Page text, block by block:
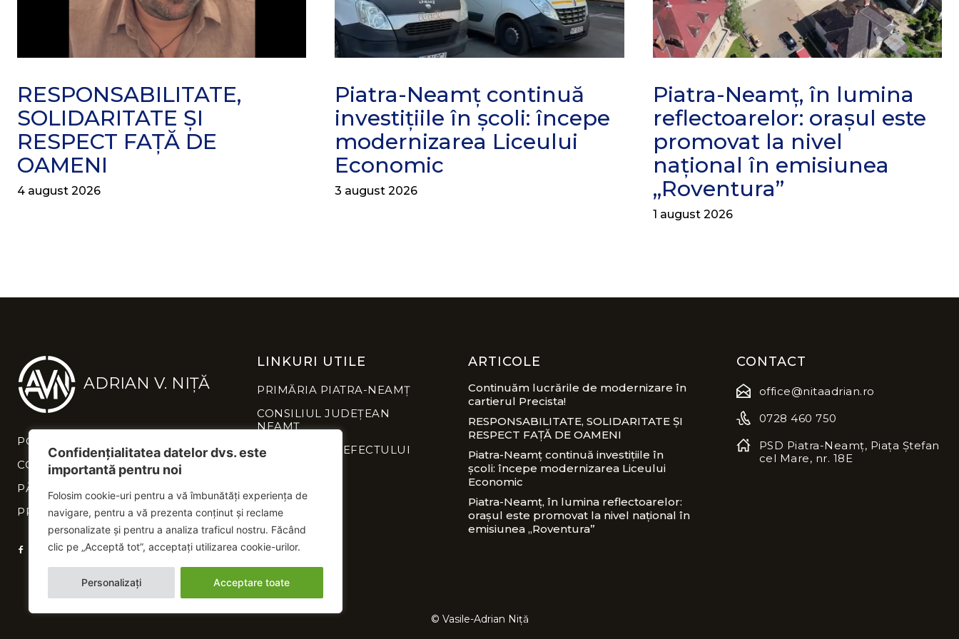
Confidențialitatea datelor dvs. este
importantă pentru noi
Folosim cookie-uri pentru a vă îmbunătăți experiența de
navigare, pentru a vă prezenta conținut și reclame
personalizate și pentru a analiza traficul nostru. Făcând
clic pe „Acceptă tot”, acceptați utilizarea cookie-urilor.
Personalizați Acceptare toate
RESPONSABILITATE,
SOLIDARITATE ȘI
RESPECT FAȚĂ DE
OAMENI
4 august 2026
Piatra-Neamț continuă
investițiile în școli: începe
modernizarea Liceului
Economic
3 august 2026
Piatra-Neamț, în lumina
reflectoarelor: orașul este
promovat la nivel
național în emisiunea
„Roventura”
1 august 2026
ADRIAN V. NIȚĂ
POLITICĂ DE CONFIDENȚIALITATE
CONTACT
PĂREREA TA CONTEAZĂ
PROIECTE
LINKURI UTILE
PRIMĂRIA PIATRA-NEAMȚ
CONSILIUL JUDEȚEAN
NEAMȚ
INSTITUȚIA PREFECTULUI
NEAMȚ
ARTICOLE
Continuăm lucrările de modernizare în
cartierul Precista!
RESPONSABILITATE, SOLIDARITATE ȘI
RESPECT FAȚĂ DE OAMENI
Piatra-Neamț continuă investițiile în
școli: începe modernizarea Liceului
Economic
Piatra-Neamț, în lumina reflectoarelor:
orașul este promovat la nivel național în
emisiunea „Roventura”
CONTACT
office@nitaadrian.ro
0728 460 750
PSD Piatra-Neamț, Piața Ștefan
cel Mare, nr. 18E
© Vasile-Adrian Niță